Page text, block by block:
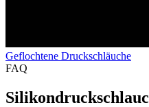
Geflochtene Druckschläuche
FAQ